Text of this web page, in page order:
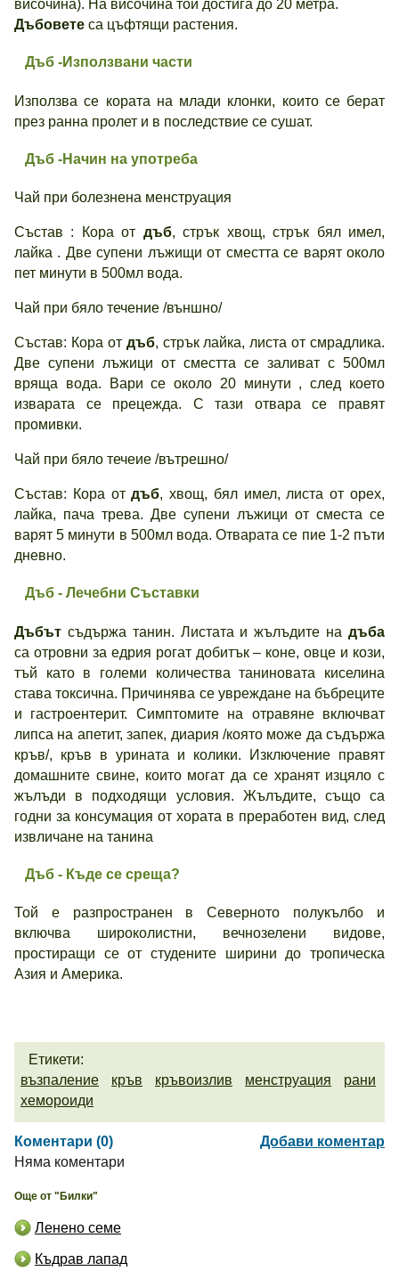
височина). На височина той достига до 20 метра.
Дъбовете са цъфтящи растения.
Дъб -Използвани части
Използва се кората на млади клонки, които се берат
през ранна пролет и в последствие се сушат.
Дъб -Начин на употреба
Чай при болезнена менструация
Състав : Кора от дъб, стрък хвощ, стрък бял имел,
лайка . Две супени лъжищи от сместта се варят около
пет минути в 500мл вода.
Чай при бяло течение /външно/
Състав: Кора от дъб, стрък лайка, листа от смрадлика.
Две супени лъжици от сместта се заливат с 500мл
вряща вода. Вари се около 20 минути , след което
изварата се прецежда. С тази отвара се правят
промивки.
Чай при бяло течеие /вътрешно/
Състав: Кора отдъб, хвощ, бял имел, листа от орех,
лайка, пача трева. Две супени лъжици от сместа се
варят 5 минути в 500мл вода. Отварата се пие 1-2 пъти
дневно.
Дъб - Лечебни Съставки
Дъбът съдържа танин. Листата и жълъдите надъба
са отровни за едрия рогат добитък – коне, овце и кози,
тъй като в големи количества таниновата киселина
става токсична. Причинява се увреждане на бъбреците
и гастроентерит. Симптомите на отравяне включват
липса на апетит, запек, диария /която може да съдържа
кръв/, кръв в урината и колики. Изключение правят
домашните свине, които могат да се хранят изцяло с
жълъди в подходящи условия. Жълъдите, също са
годни за консумация от хората в преработен вид, след
извличане на танина
Дъб - Къде се среща?
Той е разпространен в Северното полукълбо и
включва широколистни, вечнозелени видове,
простиращи се от студените ширини до тропическа
Азия и Америка.
Етикети:
възпаление
кръв кръвоизлив менструация
рани
хемороиди
Коментари (0)
Добави коментар
Няма коментари
Още от "Билки"
Ленено семе
Къдрав лапад